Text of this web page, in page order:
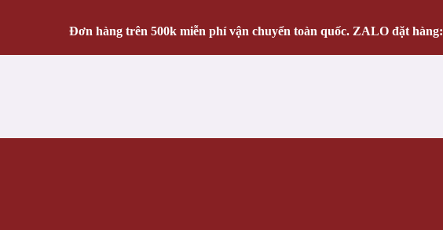
Đơn hàng trên 500k miễn phí vận chuyển toàn quốc. ZALO đặt hàng: